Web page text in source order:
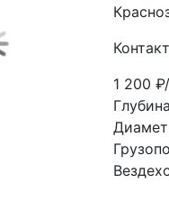
1 200